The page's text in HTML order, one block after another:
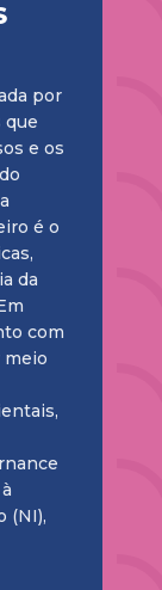
por
que
e os
é o
da
com
meio
(NI),